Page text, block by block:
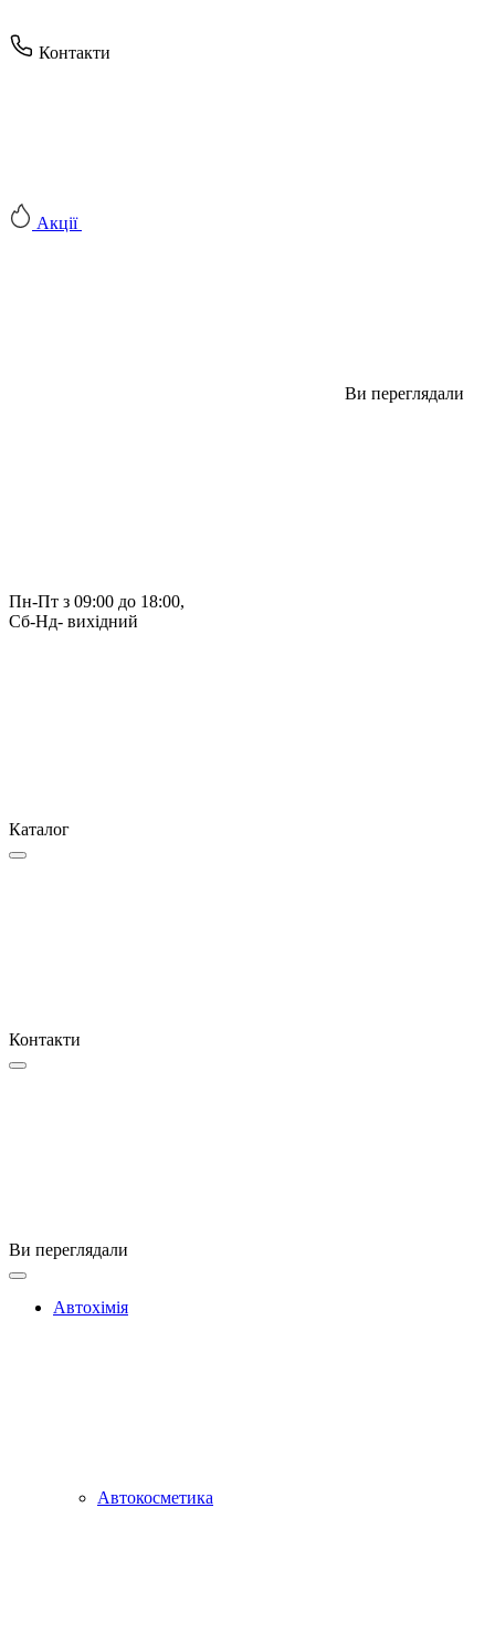
Контакти
Акції
Ви переглядали
Пн-Пт з 09:00 до 18:00,
Сб-Нд- вихідний
Каталог
Контакти
Ви переглядали
Автохімія
Автокосметика